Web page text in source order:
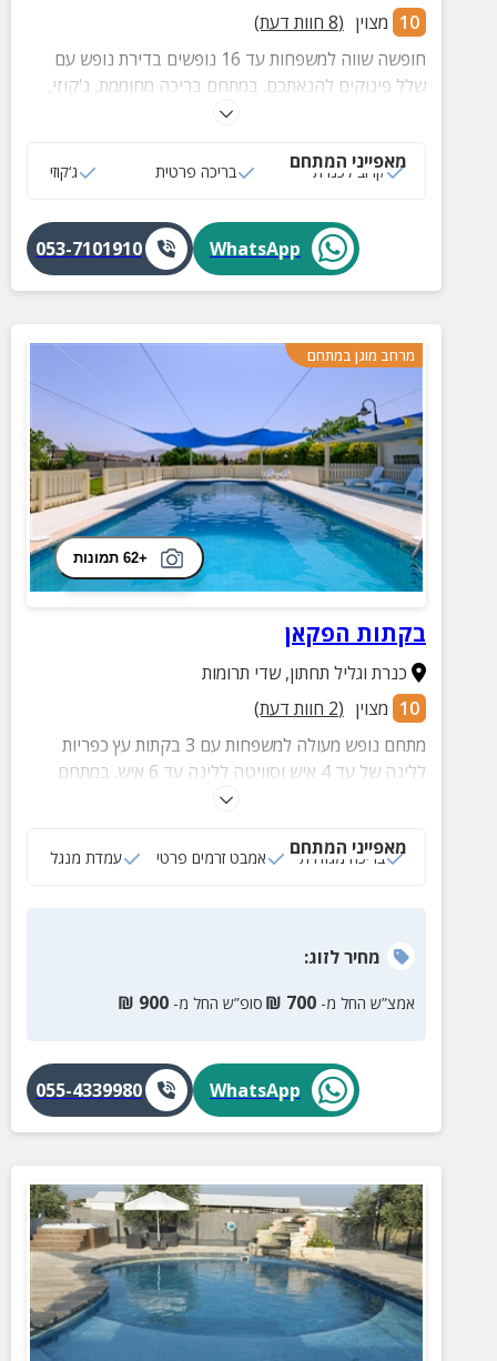
10 מצוין (
8 חוות דעת)
חופשה שווה למשפחות עד 16 נופשים בדירת נופש עם
שלל פינוקים להנאתכם. במתחם בריכה מחוממת, ג'קוזי,
מאפייני המתחם
קרוב לכנרת בריכה פרטית ג‘קוזי
WhatsApp
053-7101910
מרחב מוגן במתחם
+62 תמונות
בקתות הפקאן
כנרת וגליל תחתון,שדי תרומות
10 מצוין (
2 חוות דעת)
מתחם נופש מעולה למשפחות עם 3 בקתות עץ כפריות
ללינה של עד 4 איש וסוויטה ללינה עד 6 איש. במתחם
תמצאו בריכה גדולה ומגודרת לבטיחות הילדים, חצר עם
הגלבוע והגלעד ועוד.
מאפייני המתחם
בריכה מגודרת אמבט זרמים פרטי עמדת מנגל
מחירלזוג:
אמצ”ש החל מ- 700
₪ סופ”ש החל מ- 900
₪
WhatsApp
055-4339980